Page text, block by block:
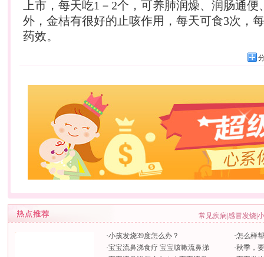
上市，每天吃1－2个，可养肺润燥、润肠通
外，金桔有很好的止咳作用，每天可食3次，
药效。
常见疾病感冒发烧
·小孩发烧39度怎么办？
·宝宝流鼻涕食疗 宝宝咳嗽流鼻涕
·怎么样
·秋季，